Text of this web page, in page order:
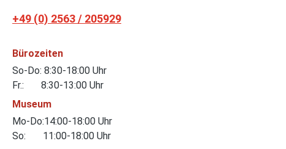
+49 (0) 2563 / 205929
Bürozeiten
So-Do: 8:30-18:00 Uhr
Fr.: 8:30-13:00 Uhr
Museum
Mo-Do:14:00-18:00 Uhr
So: 11:00-18:00 Uhr